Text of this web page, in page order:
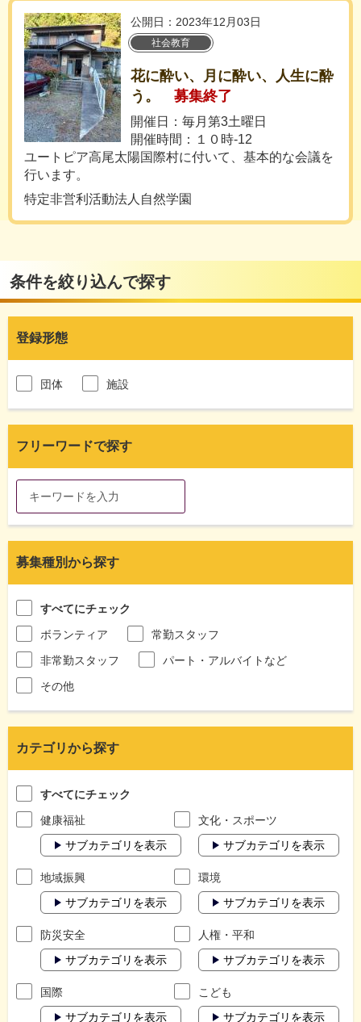
公開日：2023年12月03日
社会教育
花に酔い、月に酔い、人生に酔
う。
募集終了
開催日：毎月第3土曜日
開催時間：１０時-12
ユートピア高尾太陽国際村に付いて、基本的な会議を
行います。
特定非営利活動法人自然学園
条件を絞り込んで探す
登録形態
団体 施設
フリーワードで探す
募集種別から探す
すべてにチェック
ボランティア
常勤スタッフ
非常勤スタッフ
パート・アルバイトなど
その他
カテゴリから探す
すべてにチェック
健康福祉
サブカテゴリを表示
文化・スポーツ
サブカテゴリを表示
地域振興
サブカテゴリを表示
環境
サブカテゴリを表示
防災安全
サブカテゴリを表示
人権・平和
サブカテゴリを表示
国際
サブカテゴリを表示
こども
サブカテゴリを表示